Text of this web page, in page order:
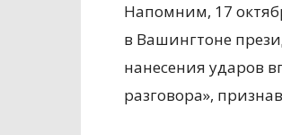
Напомним, 17
в Вашингтоне
нанесения ударов
разговора»,